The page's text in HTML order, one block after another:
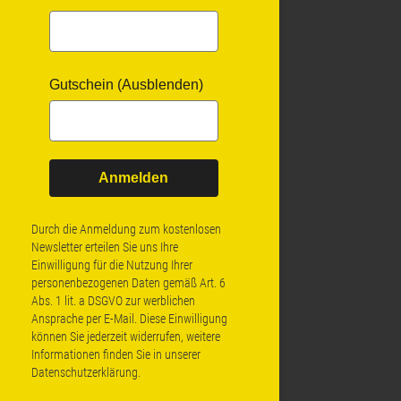
Gutschein (Ausblenden)
Anmelden
Durch die Anmeldung zum kostenlosen
Newsletter erteilen Sie uns Ihre
Einwilligung für die Nutzung Ihrer
personenbezogenen Daten gemäß Art. 6
Abs. 1 lit. a DSGVO zur werblichen
Ansprache per E-Mail. Diese Einwilligung
können Sie jederzeit widerrufen, weitere
Informationen finden Sie in unserer
Datenschutzerklärung